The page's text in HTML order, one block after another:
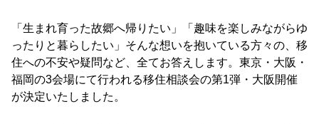
「生まれ育った故郷へ帰りたい」「趣味を楽しみながらゆ
ったりと暮らしたい」そんな想いを抱いている方々の、移
住への不安や疑問など、全てお答えします。東京・大阪・
福岡の3会場にて行われる移住相談会の第1弾・大阪開催
が決定いたしました。